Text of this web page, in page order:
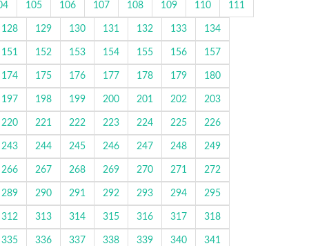
105 106 107 108 109 110 111
128 129 130 131 132 133 134
151 152 153 154 155 156 157
174 175 176 177 178 179 180
197 198 199 200 201 202 203
220 221 222 223 224 225 226
243 244 245 246 247 248 249
266 267 268 269 270 271 272
289 290 291 292 293 294 295
312 313 314 315 316 317 318
335 336 337 338 339 340 341